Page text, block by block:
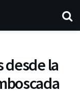
desde la